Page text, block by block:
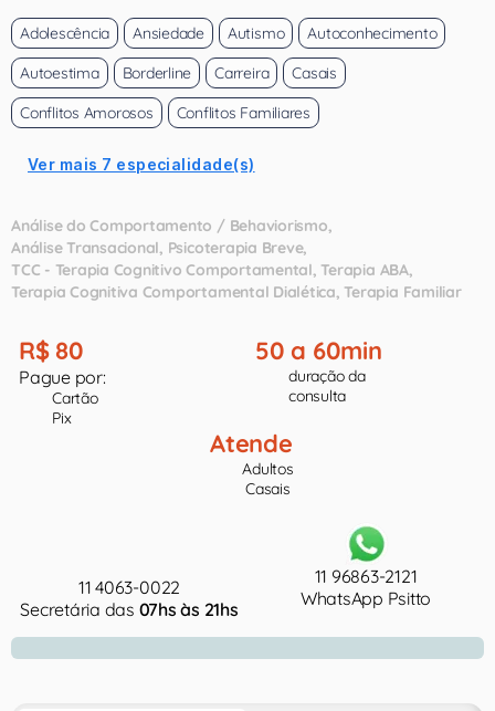
Adolescência Ansiedade Autismo
Autoconhecimento
Autoestima
Borderline Carreira
Casais
Conflitos Amorosos
Conflitos Familiares
Ver mais 7 especialidade(s)
Análise do Comportamento / Behaviorismo
Análise Transacional Psicoterapia Breve
TCC - Terapia Cognitivo Comportamental Terapia ABA
Terapia Cognitiva Comportamental Dialética Terapia Familiar
R$ 80
Pague por:
Cartão
Pix
50 a 60min
duração da
consulta
Atende
Adultos
Casais
11 4063-0022
Secretária das 07hs às 21hs
11 96863-2121
WhatsApp Psitto